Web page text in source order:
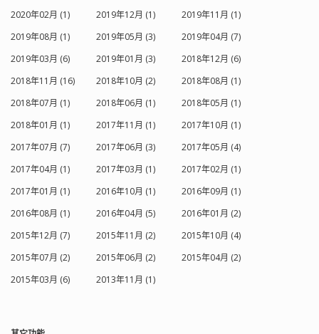
2020年02月 (1)
2019年12月 (1)
2019年11月 (1)
2019年08月 (1)
2019年05月 (3)
2019年04月 (7)
2019年03月 (6)
2019年01月 (3)
2018年12月 (6)
2018年11月 (16)
2018年10月 (2)
2018年08月 (1)
2018年07月 (1)
2018年06月 (1)
2018年05月 (1)
2018年01月 (1)
2017年11月 (1)
2017年10月 (1)
2017年07月 (7)
2017年06月 (3)
2017年05月 (4)
2017年04月 (1)
2017年03月 (1)
2017年02月 (1)
2017年01月 (1)
2016年10月 (1)
2016年09月 (1)
2016年08月 (1)
2016年04月 (5)
2016年01月 (2)
2015年12月 (7)
2015年11月 (2)
2015年10月 (4)
2015年07月 (2)
2015年06月 (2)
2015年04月 (2)
2015年03月 (6)
2013年11月 (1)